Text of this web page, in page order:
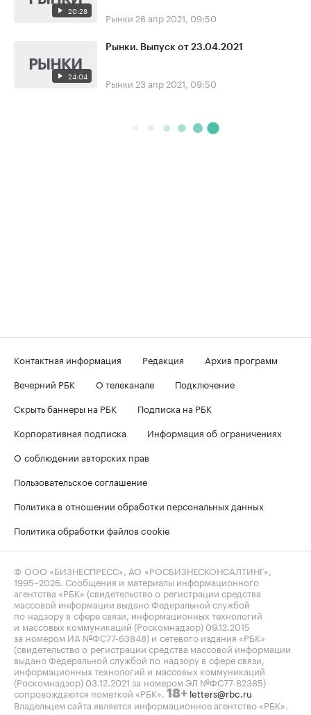
20:28 Рынки 26 апр 2021, 09:50
24:04
Рынки. Выпуск от 23.04.2021
Рынки 23 апр 2021, 09:50
Контактная информация Редакция
Архив программ
Вечерний РБК
О телеканале
Подключение
Скрыть баннеры на РБК
Подписка на РБК
Корпоративная подписка
Информация об ограничениях
О соблюдении авторских прав
Пользовательское соглашение
Политика в отношении обработки персональных данных
Политика обработки файлов cookie
© ООО «БИЗНЕСПРЕСС», АО «РОСБИЗНЕСКОНСАЛТИНГ»,
1995–2026 . Сообщения и материалы информационного
агентства «РБК» (свидетельство о регистрации средства
массовой информации выдано Федеральной службой
по надзору в сфере связи, информационных технологий
и массовых коммуникаций (Роскомнадзор) 09.12.2015
за номером ИА №ФС77-63848) и сетевого издания «РБК»
(свидетельство о регистрации средства массовой информации
выдано Федеральной службой по надзору в сфере связи,
информационных технологий и массовых коммуникаций
(Роскомнадзор) 03.12.2021 за номером ЭЛ №ФС77-82385)
сопровождаются пометкой «РБК». 18+ letters@rbc.ru
Владельцем сайта является информационное агентство «РБК».